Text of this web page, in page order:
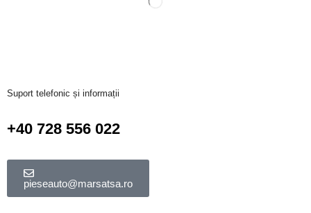
Suport telefonic și informații
+40 728 556 022
pieseauto@marsatsa.ro